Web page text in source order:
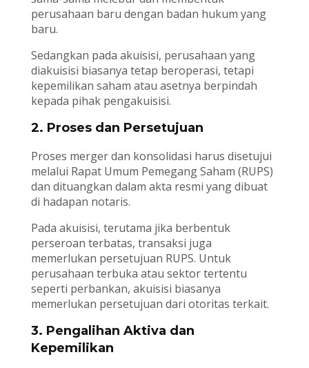
perusahaan baru dengan badan hukum yang
baru.
Sedangkan pada akuisisi, perusahaan yang
diakuisisi biasanya tetap beroperasi, tetapi
kepemilikan saham atau asetnya berpindah
kepada pihak pengakuisisi.
2. Proses dan Persetujuan
Proses merger dan konsolidasi harus disetujui
melalui Rapat Umum Pemegang Saham (RUPS)
dan dituangkan dalam akta resmi yang dibuat
di hadapan notaris.
Pada akuisisi, terutama jika berbentuk
perseroan terbatas, transaksi juga
memerlukan persetujuan RUPS. Untuk
perusahaan terbuka atau sektor tertentu
seperti perbankan, akuisisi biasanya
memerlukan persetujuan dari otoritas terkait.
3. Pengalihan Aktiva dan
Kepemilikan